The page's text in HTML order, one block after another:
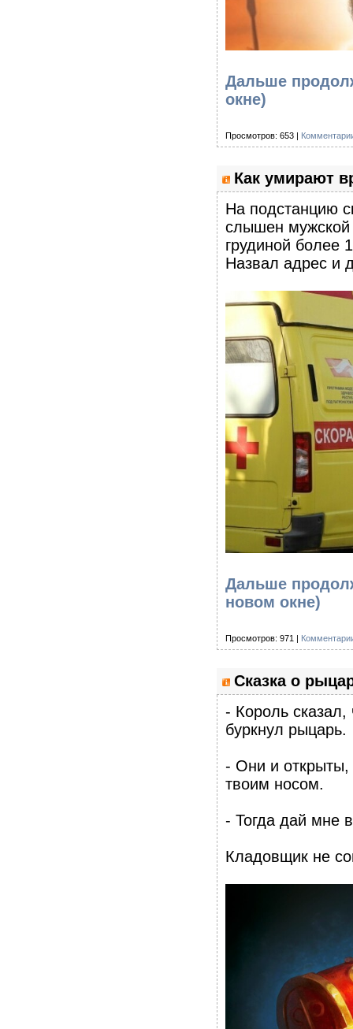
Дальше
окне)
Просмотров: 653 |
Как умирают
На подстанцию
слышен мужской
грудиной более
Назвал адрес и
Дальше
новом окне)
Просмотров: 971 |
Сказка о
- Король
буркнул рыцарь.
- Они и
твоим носом.
- Тогда дай мне
Кладовщик не